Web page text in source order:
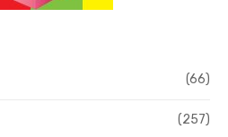
(66)
(257)